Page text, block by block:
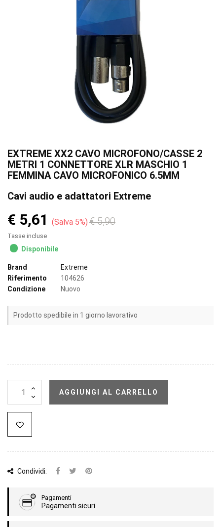
EXTREME XX2 CAVO MICROFONO/CASSE 2
METRI 1 CONNETTORE XLR MASCHIO 1
FEMMINA CAVO MICROFONICO 6.5MM
Cavi audio e adattatori Extreme
€ 5,61 Salva 5% € 5,90
Tasse incluse
Disponibile
Brand
Extreme
Riferimento
104626
Condizione
Nuovo
Prodotto spedibile in 1 giorno lavorativo
AGGIUNGI AL CARRELLO
Condividi:
Pagamenti
Pagamenti sicuri